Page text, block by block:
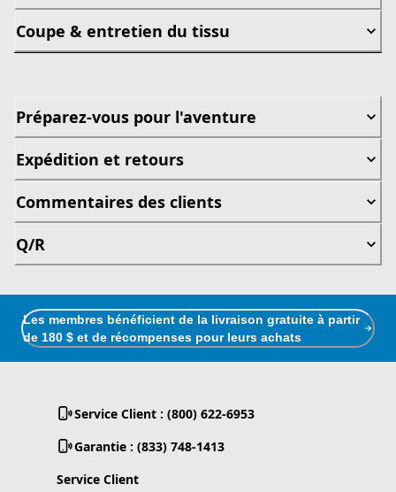
Coupe & entretien du tissu
Préparez-vous pour l'aventure
Expédition et retours
Commentaires des clients
Q/R
Les membres bénéficient de la livraison gratuite à partir
de 180 $ et de récompenses pour leurs achats
Service Client : (800) 622-6953
Garantie : (833) 748-1413
Service Client